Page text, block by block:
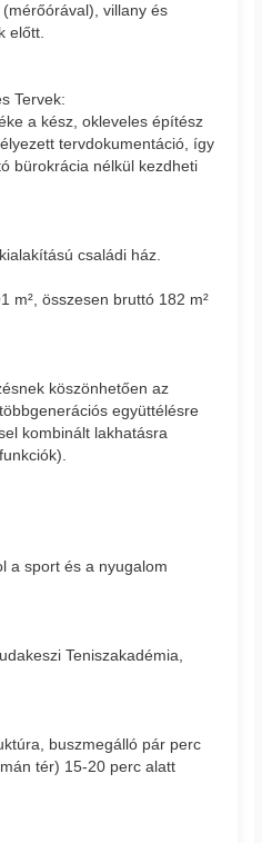
villany és
előtt.
Tervek:
a kész, okleveles építész
tervdokumentáció, így
bürokrácia nélkül kezdheti
családi ház.
m², összesen bruttó 182 m²
köszönhetően az
együttélésre
kombinált lakhatásra
a sport és a nyugalom
Teniszakadémia,
buszmegálló pár perc
tér) 15-20 perc alatt